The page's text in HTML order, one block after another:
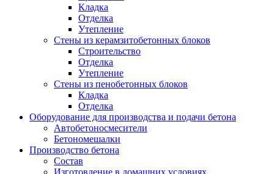
Кладка
Отделка
Утепление
Стены из керамзитобетонных блоков
Строительство
Отделка
Утепление
Стены из пенобетонных блоков
Кладка
Отделка
Оборудование для производства и подачи бетона
Автобетоносмесители
Бетономешалки
Производство бетона
Состав
Изготовление в домашних условиях